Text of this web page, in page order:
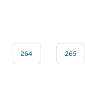
264 265